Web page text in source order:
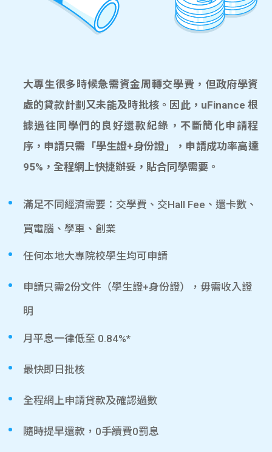
大專生很多時候急需資金周轉交學費，但政府學資
處的貸款計劃又未能及時批核。因此，uFinance 根
據過往同學們的良好還款紀錄，不斷簡化申請程
序，申請只需「學生證+身份證」，申請成功率高達
95%，全程網上快捷辦妥，貼合同學需要。
滿足不同經濟需要：交學費、交Hall Fee、還卡數、
買電腦、學車、創業
任何本地大專院校學生均可申請
申請只需2份文件（學生證+身份證），毋需收入證
明
月平息一律低至 0.84%*
最快即日批核
全程網上申請貸款及確認過數
隨時提早還款，0手續費0罰息